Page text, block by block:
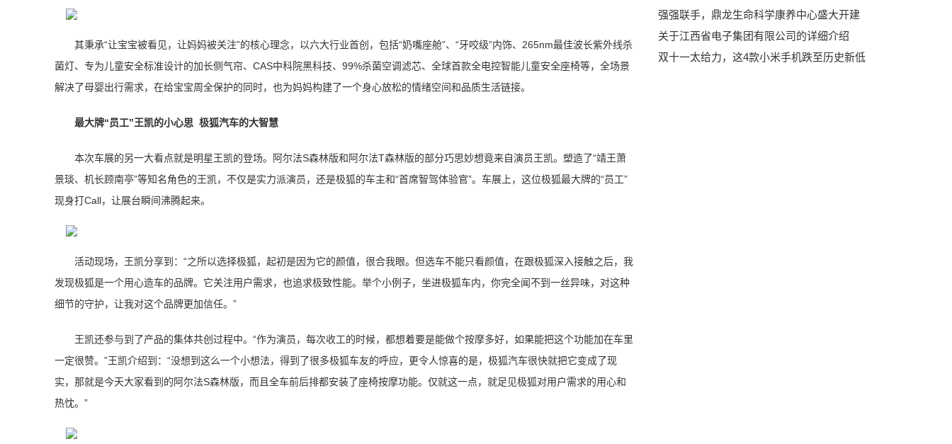
其秉承“让宝宝被看见，让妈妈被关注”的核心理念，以六大行业首创，包括“奶嘴座舱”、“牙咬级”内饰、265nm最佳波长紫外线杀
菌灯、专为儿童安全标准设计的加长侧气帘、CAS中科院黑科技、99%杀菌空调滤芯、全球首款全电控智能儿童安全座椅等，全场景
解决了母婴出行需求，在给宝宝周全保护的同时，也为妈妈构建了一个身心放松的情绪空间和品质生活链接。
最大牌“员工”王凯的小心思 极狐汽车的大智慧
本次车展的另一大看点就是明星王凯的登场。阿尔法S森林版和阿尔法T森林版的部分巧思妙想竟来自演员王凯。塑造了“靖王萧
景琰、机长顾南亭”等知名角色的王凯，不仅是实力派演员，还是极狐的车主和“首席智驾体验官”。车展上，这位极狐最大牌的“员工”
现身打Call，让展台瞬间沸腾起来。
活动现场，王凯分享到：“之所以选择极狐，起初是因为它的颜值，很合我眼。但选车不能只看颜值，在跟极狐深入接触之后，我
发现极狐是一个用心造车的品牌。它关注用户需求，也追求极致性能。举个小例子，坐进极狐车内，你完全闻不到一丝异味，对这种
细节的守护，让我对这个品牌更加信任。”
王凯还参与到了产品的集体共创过程中。“作为演员，每次收工的时候，都想着要是能做个按摩多好，如果能把这个功能加在车里
一定很赞。”王凯介绍到：“没想到这么一个小想法，得到了很多极狐车友的呼应，更令人惊喜的是，极狐汽车很快就把它变成了现
实，那就是今天大家看到的阿尔法S森林版，而且全车前后排都安装了座椅按摩功能。仅就这一点，就足见极狐对用户需求的用心和
热忱。”
强强联手，鼎龙生命科学康养中心盛大开建
关于江西省电子集团有限公司的详细介绍
双十一太给力，这4款小米手机跌至历史新低